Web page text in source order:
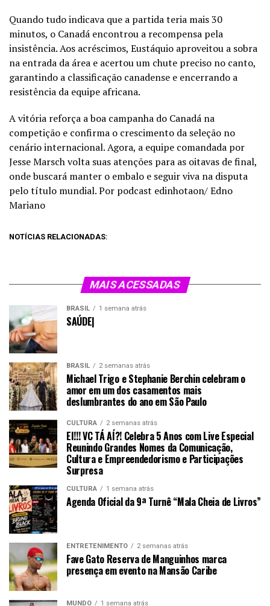
Quando tudo indicava que a partida teria mais 30
minutos, o Canadá encontrou a recompensa pela
insistência. Aos acréscimos, Eustáquio aproveitou a sobra
na entrada da área e acertou um chute preciso no canto,
garantindo a classificação canadense e encerrando a
resistência da equipe africana.
A vitória reforça a boa campanha do Canadá na
competição e confirma o crescimento da seleção no
cenário internacional. Agora, a equipe comandada por
Jesse Marsch volta suas atenções para as oitavas de final,
onde buscará manter o embalo e seguir viva na disputa
pelo título mundial. Por podcast edinhotaon/ Edno
Mariano
NOTÍCIAS RELACIONADAS:
MAIS ACESSADAS
BRASIL 1 semana atrás
SAÚDE|
BRASIL 2 semanas atrás
Michael Trigo e Stephanie Berchin celebram o
amor em um dos casamentos mais
deslumbrantes do ano em São Paulo
CULTURA 2 semanas atrás
EI!!! VC TÁ AÍ?! Celebra 5 Anos com Live Especial
Reunindo Grandes Nomes da Comunicação,
Cultura e Empreendedorismo e Participações
Surpresa
CULTURA 1 semana atrás
Agenda Oficial da 9ª Turnê “Mala Cheia de Livros”
ENTRETENIMENTO 2 semanas atrás
Fave Gato Reserva de Manguinhos marca
presença em evento na Mansão Caribe
MUNDO 1 semana atrás